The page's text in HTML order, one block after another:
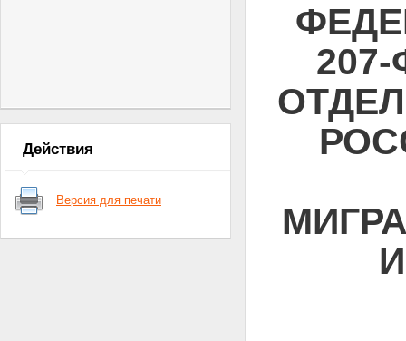
Действия
Версия для печати